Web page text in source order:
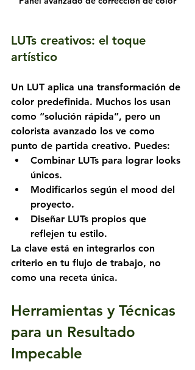
LUTs creativos: el toque
artístico
Un LUT aplica una transformación de
color predefinida. Muchos los usan
como “solución rápida”, pero un
colorista avanzado los ve como
punto de partida creativo. Puedes:
Combinar LUTs para lograr looks
únicos.
Modificarlos según el mood del
proyecto.
Diseñar LUTs propios que
reflejen tu estilo.
La clave está en integrarlos con
criterio en tu flujo de trabajo, no
como una receta única.
Herramientas y Técnicas
para un Resultado
Impecable